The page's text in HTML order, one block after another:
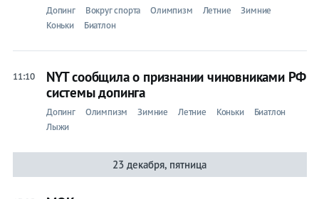
Допинг Вокруг спорта Олимпизм Летние
Зимние
Коньки
Биатлон
11:10
NYT сообщила о признании чиновниками РФ
системы допинга
Допинг Олимпизм Зимние Летние Коньки
Биатлон
Лыжи
23 декабря, пятница